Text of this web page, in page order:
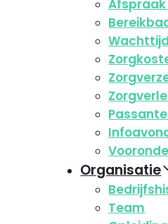
Afspraak
Organisatie
Team